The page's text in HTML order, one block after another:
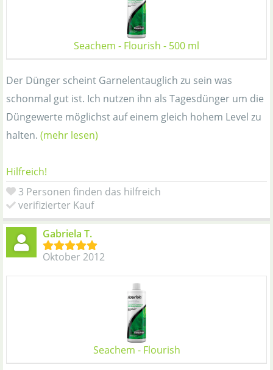
Seachem - Flourish - 500 ml
Der Dünger scheint Garnelentauglich zu sein was
schonmal gut ist. Ich nutzen ihn als Tagesdünger um die
Düngewerte möglichst auf einem gleich hohem Level zu
halten. (mehr lesen)
Hilfreich!
3 Personen finden das hilfreich
verifizierter Kauf
Gabriela T.
Oktober 2012
Seachem - Flourish